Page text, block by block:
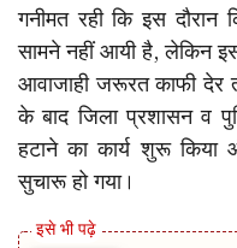
गनीमत रही कि इस दौरान
सामने नहीं आयी है, लेकिन
आवाजाही जरूरत काफी देर
के बाद जिला प्रशासन व
हटाने का कार्य शुरू
सुचारू हो गया।